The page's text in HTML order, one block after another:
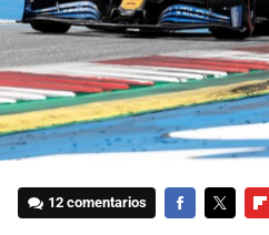
12 comentarios